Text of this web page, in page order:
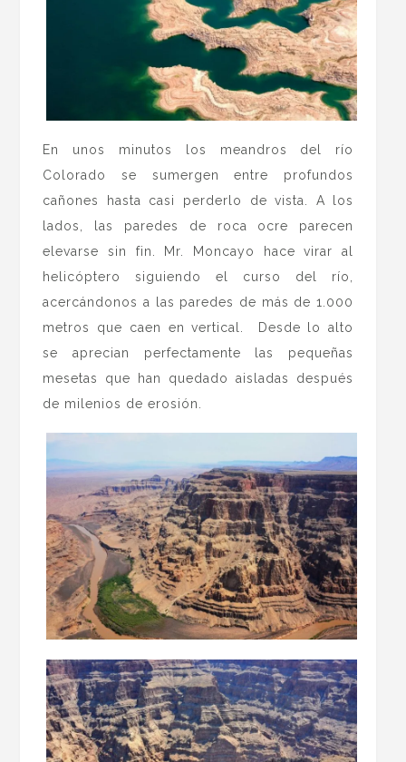
En unos minutos los meandros del río
Colorado se sumergen entre profundos
cañones hasta casi perderlo de vista. A los
lados, las paredes de roca ocre parecen
elevarse sin fin. Mr. Moncayo hace virar al
helicóptero siguiendo el curso del río,
acercándonos a las paredes de más de 1.000
metros que caen en vertical. Desde lo alto
se aprecian perfectamente las pequeñas
mesetas que han quedado aisladas después
de milenios de erosión.